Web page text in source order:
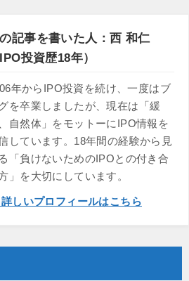
記事を書いた人：西 和仁
IPO投資歴18年）
年からIPO投資を続け、一度はブ
を卒業しましたが、現在は「緩
自然体」をモットーにIPO情報を
しています。18年間の経験から見
「負けないためのIPOとの付き合
」を大切にしています。
しいプロフィールはこちら